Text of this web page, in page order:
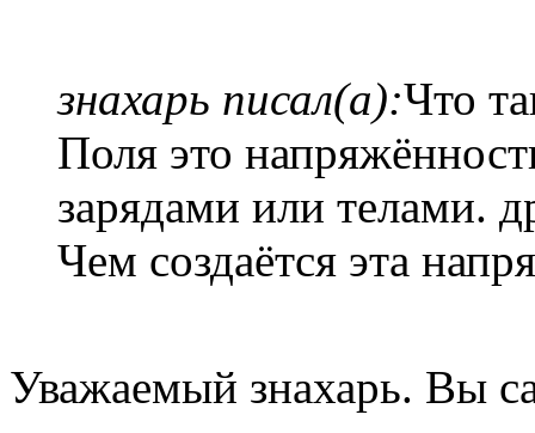
знахарь писал(а):Что
Поля это
зарядами или телами.
Чем создаётся эта
Уважаемый знахарь. Вы